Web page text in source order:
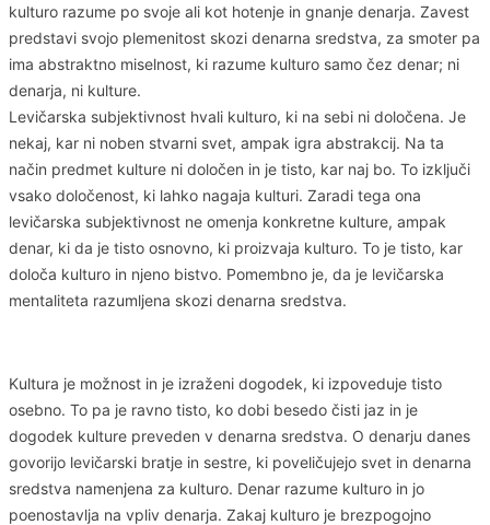
kulturo razume po svoje ali kot hotenje in gnanje denarja. Zavest
predstavi svojo plemenitost skozi denarna sredstva, za smoter pa
ima abstraktno miselnost, ki razume kulturo samo čez denar; ni
denarja, ni kulture.
Levičarska subjektivnost hvali kulturo, ki na sebi ni določena. Je
nekaj, kar ni noben stvarni svet, ampak igra abstrakcij. Na ta
način predmet kulture ni določen in je tisto, kar naj bo. To izključi
vsako določenost, ki lahko nagaja kulturi. Zaradi tega ona
levičarska subjektivnost ne omenja konkretne kulture, ampak
denar, ki da je tisto osnovno, ki proizvaja kulturo. To je tisto, kar
določa kulturo in njeno bistvo. Pomembno je, da je levičarska
mentaliteta razumljena skozi denarna sredstva.
Kultura je možnost in je izraženi dogodek, ki izpoveduje tisto
osebno. To pa je ravno tisto, ko dobi besedo čisti jaz in je
dogodek kulture preveden v denarna sredstva. O denarju danes
govorijo levičarski bratje in sestre, ki poveličujejo svet in denarna
sredstva namenjena za kulturo. Denar razume kulturo in jo
poenostavlja na vpliv denarja. Zakaj kulturo je brezpogojno